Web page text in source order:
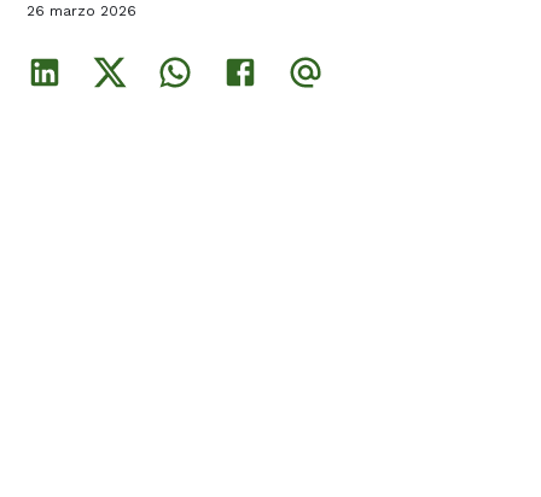
26 marzo 2026
26 marzo 2026
26 marzo 2026